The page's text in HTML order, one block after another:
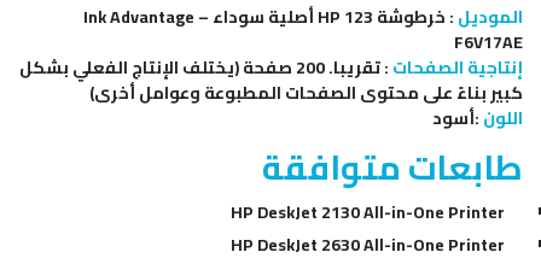
الموديل:
خرطوشة HP 123 أصلية سوداء Ink Advantage –
F6V17AE
إنتاجية الصفحات:
تقريبا. 200 صفحة (يختلف الإنتاج الفعلي بشكل
كبير بناءً على محتوى الصفحات المطبوعة وعوامل أخرى)
اللون:أسود
طابعات متوافقة
HP DeskJet 2130 All-in-One Printer
HP DeskJet 2630 All-in-One Printer